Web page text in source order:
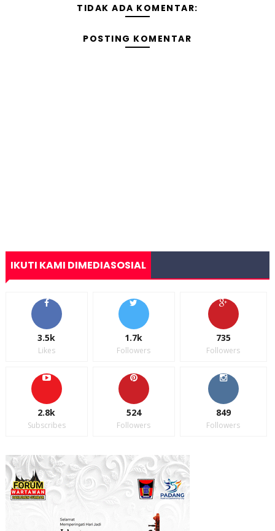
TIDAK ADA KOMENTAR:
POSTING KOMENTAR
IKUTI KAMI DIMEDIASOSIAL
3.5k
Likes
1.7k
Followers
735
Followers
2.8k
Subscribes
524
Followers
849
Followers